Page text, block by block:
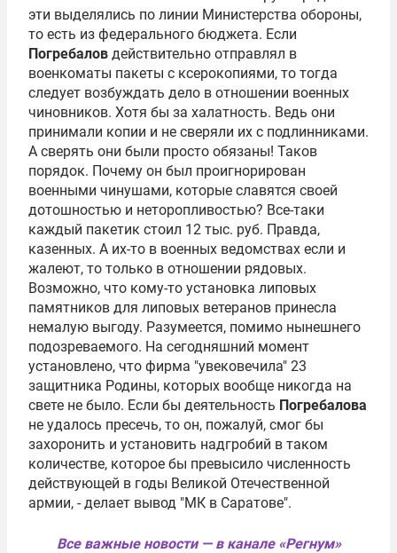
эти выделялись по линии Министерства обороны,
то есть из федерального бюджета. Если
Погребалов действительно отправлял в
военкоматы пакеты с ксерокопиями, то тогда
следует возбуждать дело в отношении военных
чиновников. Хотя бы за халатность. Ведь они
принимали копии и не сверяли их с подлинниками.
А сверять они были просто обязаны! Таков
порядок. Почему он был проигнорирован
военными чинушами, которые славятся своей
дотошностью и неторопливостью? Все-таки
каждый пакетик стоил 12 тыс. руб. Правда,
казенных. А их-то в военных ведомствах если и
жалеют, то только в отношении рядовых.
Возможно, что кому-то установка липовых
памятников для липовых ветеранов принесла
немалую выгоду. Разумеется, помимо нынешнего
подозреваемого. На сегодняшний момент
установлено, что фирма "увековечила" 23
защитника Родины, которых вообще никогда на
свете не было. Если бы деятельность Погребалова
не удалось пресечь, то он, пожалуй, смог бы
захоронить и установить надгробий в таком
количестве, которое бы превысило численность
действующей в годы Великой Отечественной
армии, - делает вывод "МК в Саратове".
Все важные новости — в канале «Регнум»